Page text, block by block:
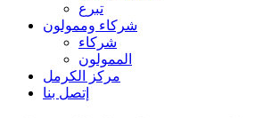
تبرع
شركاء وممولون
شركاء
الممولون
مركز الكرمل
إتصل بنا